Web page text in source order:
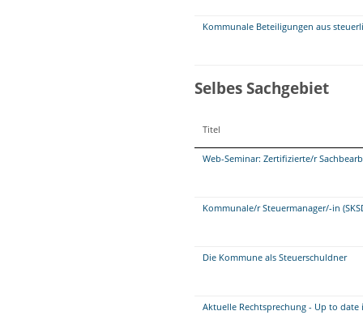
Kommunale Beteiligungen aus
Selbes Sachgebiet
Titel
Web-Seminar: Zertifizierte/r
Kommunale/r Steuermanager/-in
Die Kommune als Steuerschuldner
Aktuelle Rechtsprechung - Up to